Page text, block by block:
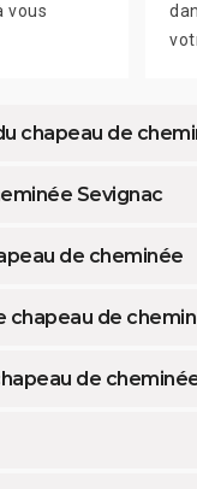
vous
chapeau de
Sevignac
de cheminée
chapeau de
de